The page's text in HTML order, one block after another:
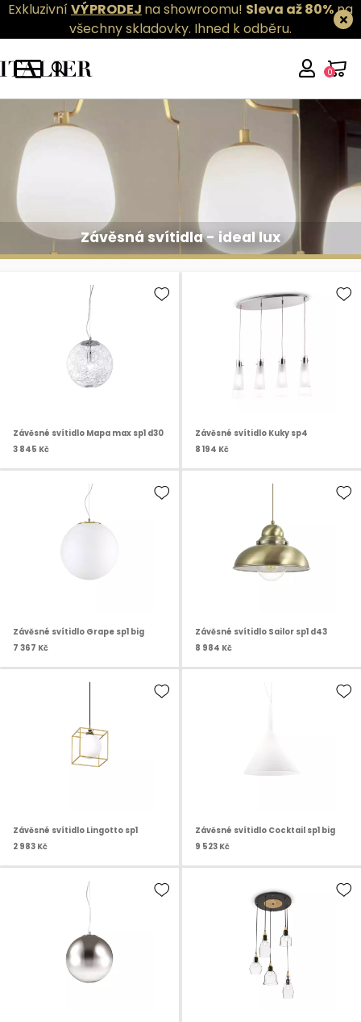
ExkluzivníVÝPRODEJ na showroomu! Sleva až 80%na
všechny skladovky. Ihned k odběru.
0
Závěsná svítidla - ideal lux
Závěsná svítidla - ideal lux
Závěsné svítidlo Mapa max sp1 d30
3 845 Kč
Závěsné svítidlo Kuky sp4
8 194 Kč
Závěsné svítidlo Grape sp1 big
7 367 Kč
Závěsné svítidlo Sailor sp1 d43
8 984 Kč
Závěsné svítidlo Lingotto sp1
2 983 Kč
Závěsné svítidlo Cocktail sp1 big
9 523 Kč